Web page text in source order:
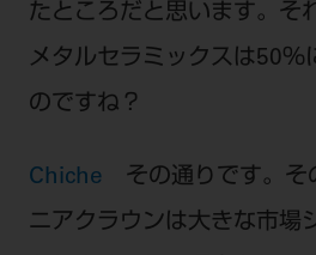
たところだと思います。そ
メタルセラミックスは50％
のですね？
Chiche その通りです。そ
ニアクラウンは大きな市場